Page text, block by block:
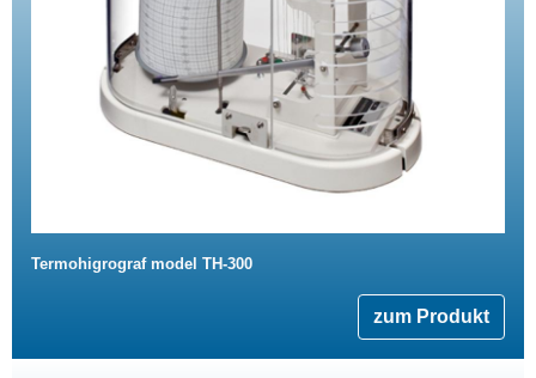
Termohigrograf model TH-300
zum Produkt